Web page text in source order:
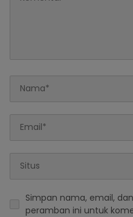
Simpan nama, email,
peramban ini untuk